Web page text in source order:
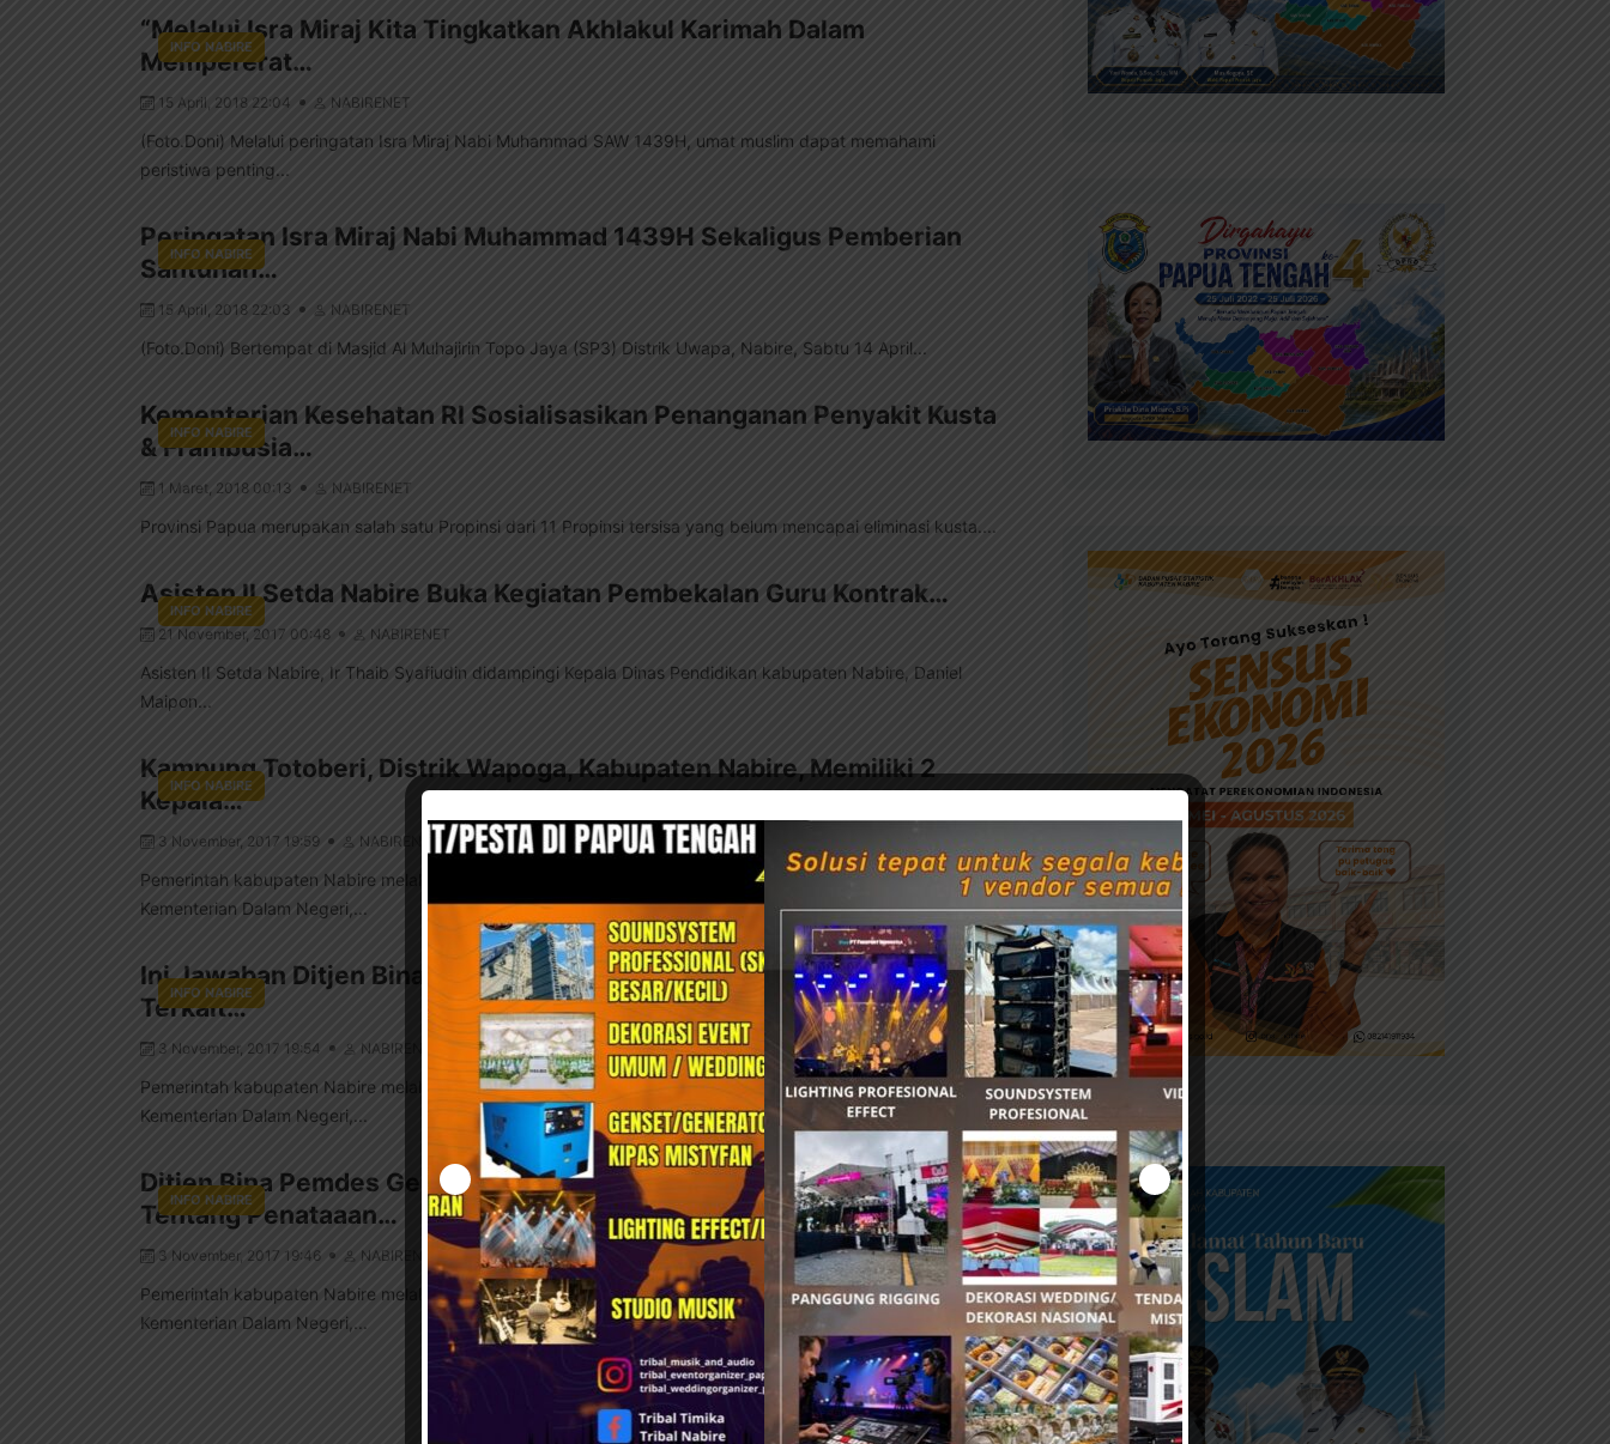
INFO NABIRE
“Melalui Isra Miraj Kita Tingkatkan Akhlakul Karimah Dalam
Mempererat…
15 April, 2018 22:04 NABIRENET
(Foto.Doni) Melalui peringatan Isra Miraj Nabi Muhammad SAW 1439H, umat muslim dapat memahami
peristiwa penting...
INFO NABIRE
Peringatan Isra Miraj Nabi Muhammad 1439H Sekaligus Pemberian
Santunan…
15 April, 2018 22:03 NABIRENET
(Foto.Doni) Bertempat di Masjid Al Muhajirin Topo Jaya (SP3) Distrik Uwapa, Nabire, Sabtu 14 April...
INFO NABIRE
Kementerian Kesehatan RI Sosialisasikan Penanganan Penyakit Kusta
& Frambusia…
1 Maret, 2018 00:13 NABIRENET
Provinsi Papua merupakan salah satu Propinsi dari 11 Propinsi tersisa yang belum mencapai eliminasi kusta....
INFO NABIRE
Asisten II Setda Nabire Buka Kegiatan Pembekalan Guru Kontrak…
21 November, 2017 00:48 NABIRENET
Asisten II Setda Nabire, Ir Thaib Syafiudin didampingi Kepala Dinas Pendidikan kabupaten Nabire, Daniel
Maipon...
INFO NABIRE
Kampung Totoberi, Distrik Wapoga, Kabupaten Nabire, Memiliki 2
Kepala…
3 November, 2017 19:59 NABIRENET
Pemerintah kabupaten Nabire melalui Sekretariat Daerah bekerjasama dengan Ditjen Bina Pemerintahan Desa,
Kementerian Dalam Negeri,...
INFO NABIRE
Ini Jawaban Ditjen Bina Pemdes Kemendagri Ketika Ditanyakan
Terkait…
3 November, 2017 19:54 NABIRENET
Pemerintah kabupaten Nabire melalui Sekretariat Daerah bekerjasama dengan Ditjen Bina Pemerintahan Desa,
Kementerian Dalam Negeri,...
INFO NABIRE
Ditjen Bina Pemdes Gelar Sosialisasi Peraturan Perundang-Undangan
Tentang Penataaan…
3 November, 2017 19:46 NABIRENET
Pemerintah kabupaten Nabire melalui Sekretariat Daerah bekerjasama dengan Ditjen Bina Pemerintahan Desa,
Kementerian Dalam Negeri,...
Muat Lebih Banyak